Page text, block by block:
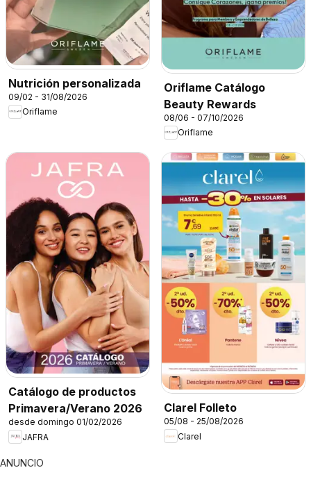
Nutrición personalizada
09/02 - 31/08/2026
Oriflame
Oriflame Catálogo
Beauty Rewards
08/06 - 07/10/2026
Oriflame
Catálogo de productos
Primavera/Verano 2026
desde domingo 01/02/2026
JAFRA
Clarel Folleto
05/08 - 25/08/2026
Clarel
ANUNCIO